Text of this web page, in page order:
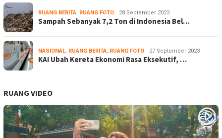
RUANG BERITA, RUANG FOTO 28 September 2023
Sampah Sebanyak 7,2 Ton di Indonesia Bel…
NASIONAL, RUANG BERITA, RUANG FOTO 27 September 2023
KAI Ubah Kereta Ekonomi Rasa Eksekutif, …
RUANG VIDEO